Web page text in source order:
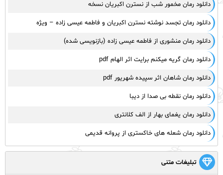
دانلود رمان مخمور شب از نسترن اکبریان نسخه
دانلود رمان تجسد نوشته نسترن اکبریان و فاطمه عیسی زاده – ویژه
دانلود رمان منشوری از فاطمه عیسی زاده (بازنویسی شده)
دانلود رمان گریه میکنم برایت اثر الهام pdf
دانلود رمان شاهان اثر سپیده شهریور pdf
دانلود رمان نقطه بی صدا از دیبا
دانلود رمان یغمای بهار از الف کلانتری
دانلود رمان شعله های خاکستری از پروانه قدیمی
تبلیغات متنی